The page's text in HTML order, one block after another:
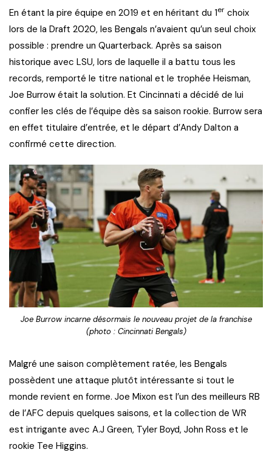
En étant la pire équipe en 2019 et en héritant du 1er choix
lors de la Draft 2020, les Bengals n’avaient qu’un seul choix
possible : prendre un Quarterback. Après sa saison
historique avec LSU, lors de laquelle il a battu tous les
records, remporté le titre national et le trophée Heisman,
Joe Burrow était la solution. Et Cincinnati a décidé de lui
confier les clés de l’équipe dès sa saison rookie. Burrow sera
en effet titulaire d’entrée, et le départ d’Andy Dalton a
confirmé cette direction.
Joe Burrow incarne désormais le nouveau projet de la franchise
(photo : Cincinnati Bengals)
Malgré une saison complètement ratée, les Bengals
possèdent une attaque plutôt intéressante si tout le
monde revient en forme. Joe Mixon est l’un des meilleurs RB
de l’AFC depuis quelques saisons, et la collection de WR
est intrigante avec A.J Green, Tyler Boyd, John Ross et le
rookie Tee Higgins.